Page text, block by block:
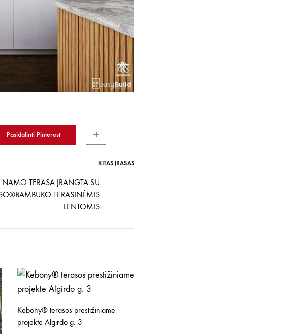
Pasidalinti Pinterest
KITAS ĮRAŠAS
NAMO TERASA ĮRANGTA SU
TERASINĖMIS
LENTOMIS
Kebony® terasos prestižiniame
projekte Algirdo g. 3